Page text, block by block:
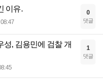
이유.
08:47
0
댓글
성, 김용민에 검찰 개
1
댓글